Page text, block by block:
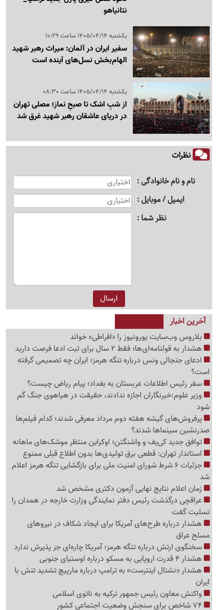
نتانیاهو
یکشنبه 1405/04/14 ساعت 10:29
سفیر ایران در آلمان: میراث رهبر شهید
الهام‌بخش نسل‌های آینده است
یکشنبه 1405/04/14 ساعت 08:30
از شبِ اشک تا صبحِ نماز؛ مصلی تهران
در دریای عاشقان رهبر شهید غرق شد
نظرات
نام و نام خانوادگی
ایمیل / موبایل
نظر شما
آخرین اخبار
بلاروس وب‌سایت یورونیوز را «افراطی» خواند
هشدار به قولنامه‌ای‌ها؛ فقط 2 سال برای ثبت ادعا فرصت دارید
ادعای جنجالی ونس درباره تنگه هرمز؛ ایران چه تصمیمی گرفته
است؟
سفر رئیس اطلاعات عربستان به بغداد؛ پیام ریاض چیست؟
وزیر علوم:خبرنگاران اجازه ندادند، حقیقت در هیاهوی جنگ گم
شود
پرفروش‌های گیشه هفته دوم مرداد معرفی شدند؛ کدام فیلم‌ها
صدرنشین سینماها شدند؟
توافق جدید کی‌یف و واشنگتن؛ اوکراین منتظر موشک‌های ماهانه
استاندار تهران: قطعی برق تولیدی‌ها بدون اطلاع قبلی ممنوع
جزئیات 6 شرط شورای امنیت ملی برای بازگشایی تنگه هرمز اعلام
شد
زمان اعلام نتایج نهایی آزمون دکتری مشخص شد
عراقچی درگذشت رئیس دفتر نمایندگی وزارت خارجه در همدان را
تسلیت گفت
هشدار درباره طرح‌های آمریکا برای ایجاد شکاف در نیروهای
مسلح عراق
سخنگوی ارتش درباره تنگه هرمز؛ آمریکا چاره‌ای جز پذیرش ندارد
هشدار 4 قدرت اروپایی به مسکو درباره اوستیای جنوبی
هشدار «نشنال اینترست» به ترامپ درباره مارپیچ تشدید تنش با
ایران
واکنش معاون رئیس جمهور ترکیه به ناتوی اسلامی